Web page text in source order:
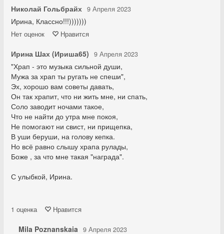
Николай Гольбрайх 9 Апреля 2023
Ирина, Классно!!!)))))))
Нет оценок Нравится
Ирина Шах (Ириша65) 9 Апреля 2023
"Храп - это музыка сильной души,
Мужа за храп ты ругать не спеши",
Эх, хорошо вам советы давать,
Он так храпит, что ни жить мне, ни спать,
Соло заводит ночами такое,
Что не найти до утра мне покоя,
Не помогают ни свист, ни прищепка,
В уши беруши, на голову кепка.
Но всё равно слышу храпа рулады,
Боже , за что мне такая "награда".
С улыбкой, Ирина.
1 оценка Нравится
Mila Poznanskaia 9 Апреля 2023